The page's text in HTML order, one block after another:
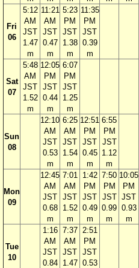
Fri
06
5:12
AM
JST
1.47
m
11:21
AM
JST
0.47
m
5:23
PM
JST
1.38
m
11:35
PM
JST
0.39
m
Sat
07
5:48
AM
JST
1.52
m
12:05
PM
JST
0.44
m
6:07
PM
JST
1.25
m
Sun
08
12:10
AM
JST
0.53
m
6:25
AM
JST
1.54
m
12:51
PM
JST
0.45
m
6:55
PM
JST
1.12
m
Mon
09
12:45
AM
JST
0.68
m
7:01
AM
JST
1.52
m
1:42
PM
JST
0.49
m
7:50
PM
JST
0.99
m
10:05
PM
JST
0.93
m
Tue
10
1:16
AM
JST
0.84
7:37
AM
JST
1.47
2:51
PM
JST
0.53